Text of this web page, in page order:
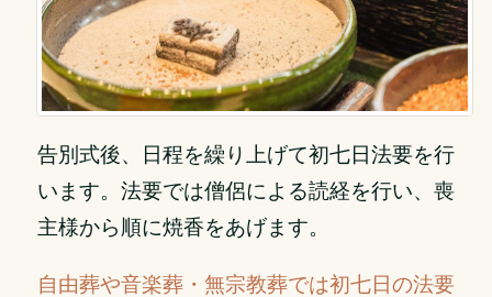
告別式後、日程を繰り上げて初七日法要を行
います。法要では僧侶による読経を行い、喪
主様から順に焼香をあげます。
自由葬や音楽葬・無宗教葬では初七日の法要